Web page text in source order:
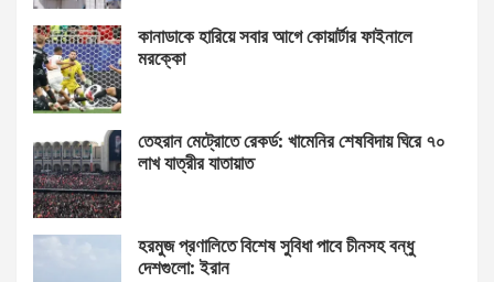
কানাডাকে হারিয়ে সবার আগে কোয়ার্টার ফাইনালে
মরক্কো
তেহরান মেট্রোতে রেকর্ড: খামেনির শেষবিদায় ঘিরে ৭০
লাখ যাত্রীর যাতায়াত
হরমুজ প্রণালিতে বিশেষ সুবিধা পাবে চীনসহ বন্ধু
দেশগুলো: ইরান